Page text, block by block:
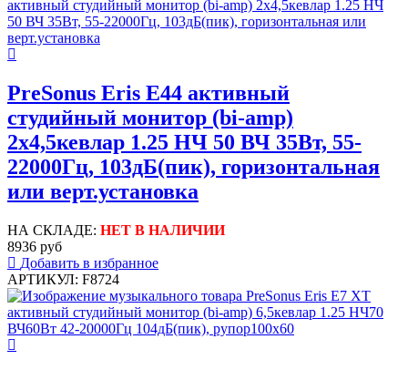
PreSonus Eris E44 активный
студийный монитор (bi-amp)
2x4,5кевлар 1.25 НЧ 50 ВЧ 35Вт, 55-
22000Гц, 103дБ(пик), горизонтальная
или верт.установка
НА СКЛАДЕ: НЕТ В НАЛИЧИИ
8936 руб
Добавить в избранное
АРТИКУЛ: F8724